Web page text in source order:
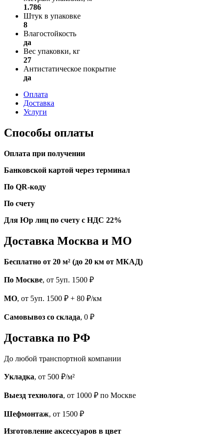
1.786
Штук в упаковке
8
Влагостойкость
да
Вес упаковки, кг
27
Антистатическое покрытие
да
Оплата
Доставка
Услуги
Способы оплаты
Оплата при получении
Банковской картой через терминал
По QR-коду
По счету
Для Юр лиц по счету с НДС 22%
Доставка Москва и МО
Бесплатно от 20 м² (до 20 км от МКАД)
По Москве, от 5уп. 1500 ₽
МО, от 5уп. 1500 ₽ + 80 ₽/км
Самовывоз со склада, 0 ₽
Доставка по РФ
До любой транспортной компании
Укладка, от 500 ₽/м²
Выезд технолога, от 1000 ₽ по Москве
Шефмонтаж, от 1500 ₽
Изготовление аксессуаров в цвет